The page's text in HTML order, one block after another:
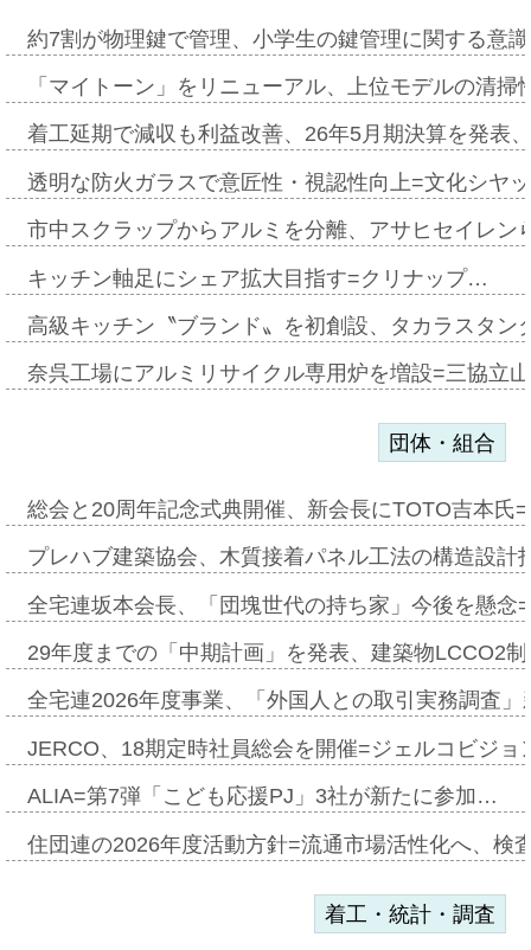
約7割が物理鍵で管理、小学生の鍵管理に関する意
「マイトーン」をリニューアル、上位モデルの清
着工延期で減収も利益改善、26年5月期決算を発表
透明な防火ガラスで意匠性・視認性向上=文化シヤ
市中スクラップからアルミを分離、アサヒセイレ
キッチン軸足にシェア拡大目指す=クリナップ…
高級キッチン〝ブランド〟を初創設、タカラスタ
奈呉工場にアルミリサイクル専用炉を増設=三協立
団体・組合
総会と20周年記念式典開催、新会長にTOTO吉本氏
プレハブ建築協会、木質接着パネル工法の構造設
全宅連坂本会長、「団塊世代の持ち家」今後を懸
29年度までの「中期計画」を発表、建築物LCCO2
全宅連2026年度事業、「外国人との取引実務調査
JERCO、18期定時社員総会を開催=ジェルコビジ
ALIA=第7弾「こども応援PJ」3社が新たに参加…
住団連の2026年度活動方針=流通市場活性化へ、検
着工・統計・調査